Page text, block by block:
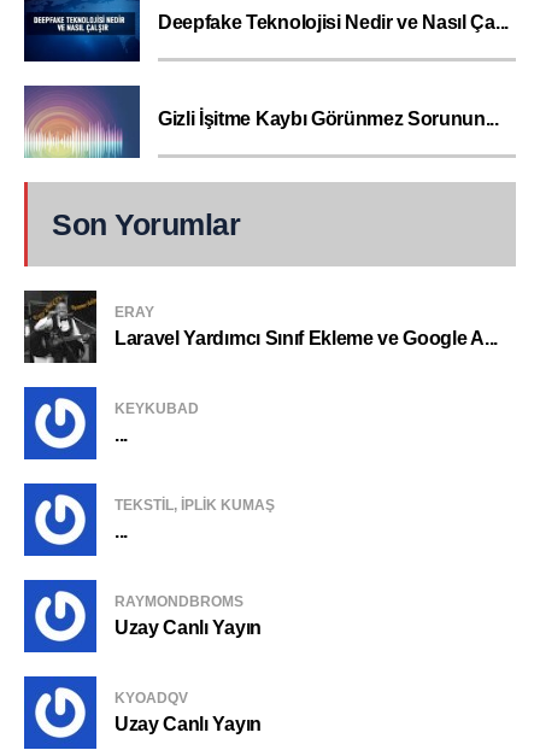
Deepfake Teknolojisi Nedir ve Nasıl Ça...
Gizli İşitme Kaybı Görünmez Sorunun...
Son Yorumlar
ERAY
Laravel Yardımcı Sınıf Ekleme ve Google A...
KEYKUBAD
...
TEKSTIL, IPLIK KUMAŞ
...
RAYMONDBROMS
Uzay Canlı Yayın
KYOADQV
Uzay Canlı Yayın